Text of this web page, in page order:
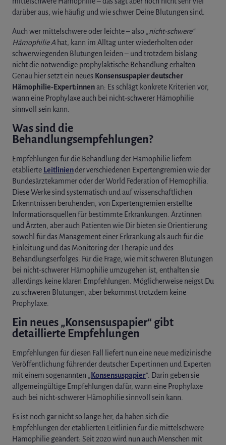
darüber aus, wie häufig und wie schwer Deine Blutungen sind.
Auch wer mittelschwere oder leichte – also „nicht-schwere“
Hämophilie A hat, kann im Alltag unter wiederholten oder
schwerwiegenden Blutungen leiden – und trotzdem bislang
nicht die notwendige prophylaktische Behandlung erhalten.
Genau hier setzt ein neues Konsensuspapier deutscher
Hämophilie-Expert:innenan: Es schlägt konkrete Kriterien vor,
wann eine Prophylaxe auch bei nicht-schwerer Hämophilie
sinnvoll sein kann.
Was sind die
Behandlungsempfehlungen?
Empfehlungen für die Behandlung der Hämophilie liefern
etablierte ​​ Leitliniender verschiedenen ​Expertengremien​ wie der
Bundesärztekammer oder der World Federation of Hemophilia.
Diese Werke sind systematisch und ​auf wissenschaftlichen
Erkenntnissen beruhenden, von Expertengremien ​erstellte
Informationsquellen für bestimmte Erkrankungen. Ärztinnen
und Ärzten, aber auch Patienten wie Dir bieten sie Orientierung ​
sowohl für das Management einer Erkrankung als auch für die
Einleitung und das Monitoring der Therapie und des
Behandlungserfolges​. Für die Frage, wie mit schweren Blutungen
bei nicht-schwerer Hämophilie umzugehen ist, enthalten sie
allerdings keine klaren Empfehlungen. Möglicherweise neigst Du
zu schweren Blutungen, aber bekommst trotzdem keine
Prophylaxe.
Ein neues „Konsensuspapier“ gibt
detaillierte Empfehlungen
Empfehlungen für diesen Fall liefert nun eine neue medizinische
Veröffentlichung führender deutscher Expertinnen und Experten
mit einem sogenannten „​​ Konsensuspapier“. Darin geben sie
allgemeingültige Empfehlungen dafür, wann eine Prophylaxe
auch bei nicht-schwerer Hämophilie sinnvoll sein kann.
Es ist noch gar nicht so lange her, da haben sich die
Empfehlungen der etablierten Leitlinien für die mittelschwere
Hämophilie geändert: Seit 2020 wird nun auch Menschen mit